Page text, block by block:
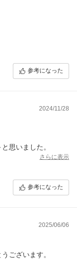
参考になった
2024/11/28
思いました。
さらに表示
参考になった
2025/06/06
ございます。